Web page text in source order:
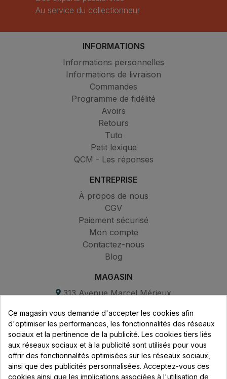
Au service du collectionneur
INFORMATIONS
Informations personnelles
Informations de livraison
Commandes
Programme de fidélité
Avoirs
Retours
Tuto
Petit lexique
QCM - Les réponses
ENTREPRISE
À propos de nous
CGV
Paiement sécurisé
Mon compte
Contactez-nous
Blog
MAGASIN
313 Avenue Marcel Mérieux
69530 Brignais
Lundi au vendredi :
8h - 16h
uniquement sur Rendez-vous
Ce magasin vous demande d'accepter les cookies afin
d'optimiser les performances, les fonctionnalités des réseaux
sociaux et la pertinence de la publicité. Les cookies tiers liés
aux réseaux sociaux et à la publicité sont utilisés pour vous
offrir des fonctionnalités optimisées sur les réseaux sociaux,
ainsi que des publicités personnalisées. Acceptez-vous ces
cookies ainsi que les implications associées à l'utilisation de